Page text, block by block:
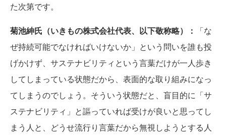
た次第です。
菊池紳氏（いきもの株式会社代表、以下敬称略）：
「な
ぜ持続可能でなければいけないか」という問いを誰も投
げかけず、サステナビリティという言葉だけが一人歩き
してしまっている状態だから、表面的な取り組みになっ
てしまうのでしょう。そういう状態だと、盲目的に「サ
ステナビリティ」と謳っていれば受けが良いと思ってし
まう人と、どうせ流行り言葉だから無視しようとする人